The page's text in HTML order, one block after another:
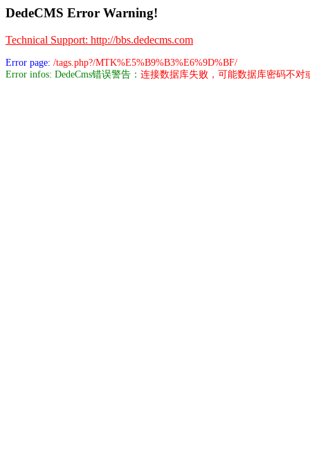
DedeCMS Error Warning!
Technical Support: http://bbs.dedecms.com
Error page: /tags.php?/MTK%E5%B9%B3%E6%9D%BF/
Error infos: DedeCms错误警告： 连接数据库失败，可能数据库密码不对